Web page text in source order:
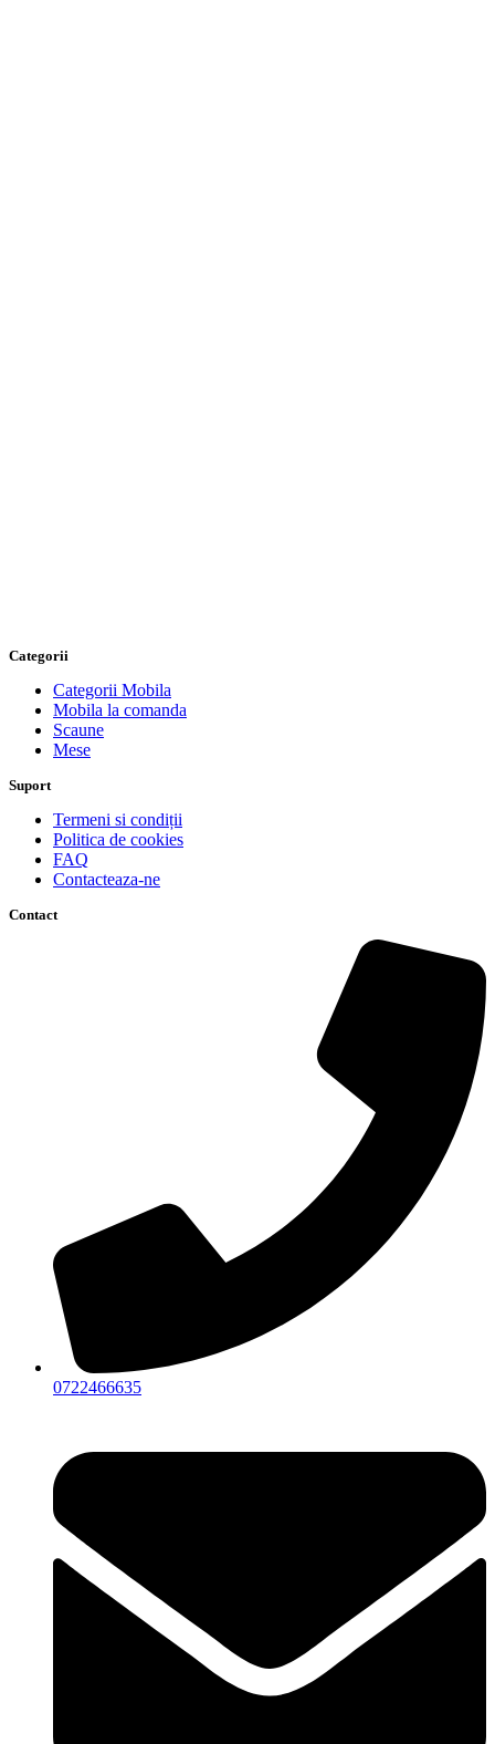
Categorii
Categorii Mobila
Mobila la comanda
Scaune
Mese
Suport
Termeni si condiții
Politica de cookies
FAQ
Contacteaza-ne
Contact
0722466635